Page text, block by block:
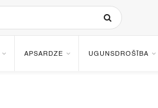
APSARDZE UGUNSDROŠĪBA